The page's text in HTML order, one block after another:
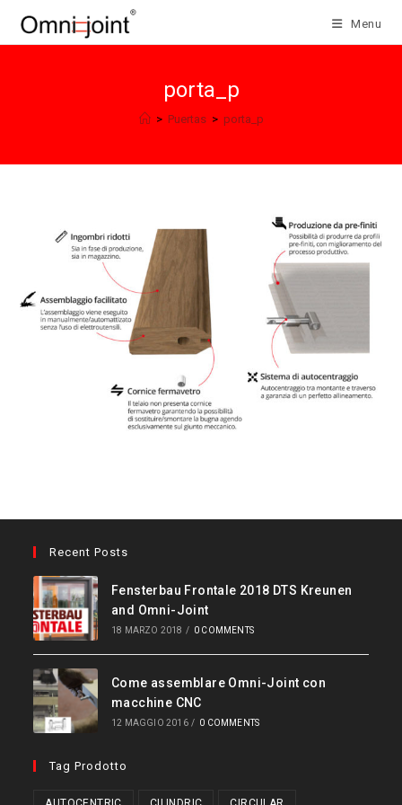
Menu
porta_p
> Puertas > porta_p
Recent Posts
Fensterbau Frontale 2018 DTS Kreunen
and Omni-Joint
18 MARZO 2018 / 0 COMMENTS
Come assemblare Omni-Joint con
macchine CNC
12 MAGGIO 2016 / 0 COMMENTS
Tag Prodotto